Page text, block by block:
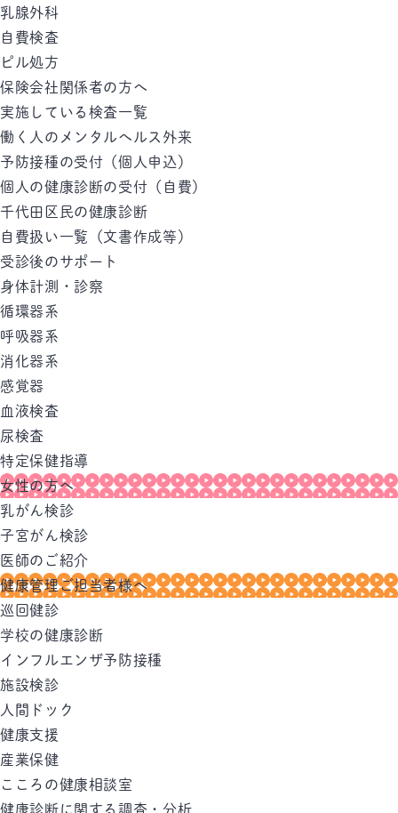
乳腺外科
自費検査
ピル処方
保険会社関係者の方へ
実施している検査一覧
働く人のメンタルへルス外来
予防接種の受付（個人申込）
個人の健康診断の受付（自費）
千代田区民の健康診断
自費扱い一覧（文書作成等）
受診後のサポート
身体計測・診察
循環器系
呼吸器系
消化器系
感覚器
血液検査
尿検査
特定保健指導
女性の方へ
乳がん検診
子宮がん検診
医師のご紹介
健康管理ご担当者様へ
巡回健診
学校の健康診断
インフルエンザ予防接種
施設検診
人間ドック
健康支援
産業保健
こころの健康相談室
健康診断に関する調査・分析